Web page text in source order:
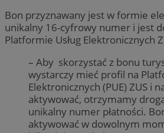
Bon przyznawany jest w formie
unikalny 16-cyfrowy numer i jest
Platformie Usług Elektronicznych
– Aby skorzystać z bonu
wystarczy mieć profil na
Elektronicznych (PUE) ZUS i
aktywować, otrzymamy
unikalny numer płatności.
aktywować w dowolnym